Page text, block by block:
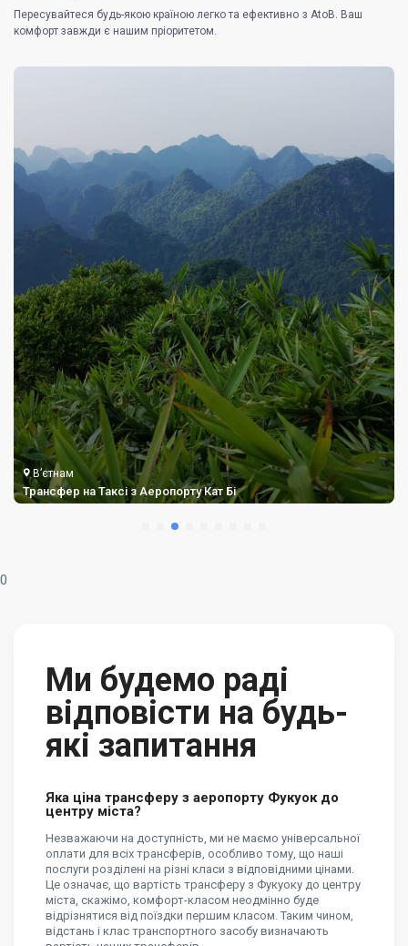
Пересувайтеся будь-якою країною легко та ефективно з AtoB. Ваш
комфорт завжди є нашим пріоритетом.
В’єтнам
Трансфер на Таксі з Аеропорту Кат Бі
0
Ми будемо раді
відповісти на будь-
які запитання
Яка ціна трансферу з аеропорту Фукуок до
центру міста?
​​Незважаючи на доступність, ми не маємо універсальної
оплати для всіх трансферів, особливо тому, що наші
послуги розділені на різні класи з відповідними цінами.
Це означає, що вартість трансферу з Фукуоку до центру
міста, скажімо, комфорт-класом неодмінно буде
відрізнятися від поїздки першим класом. Таким чином,
відстань і клас транспортного засобу визначають